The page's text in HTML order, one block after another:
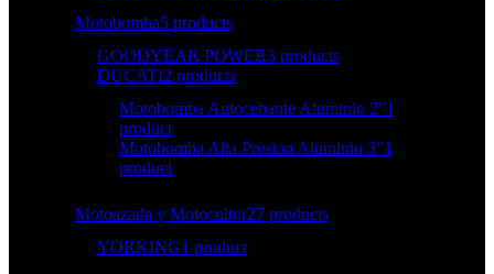
Motobomba5 products
GOODYEAR POWER3 products
DUCATI2 products
Motobomba Autocebante Aluminio 2”1
product
Motobomba Alta Presion Aluminio 3”1
product
Motoazada y Motocultor27 products
YORKING1 product